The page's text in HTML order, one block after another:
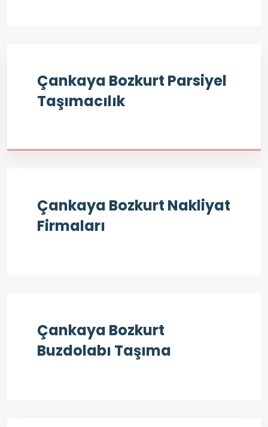
Çankaya Bozkurt Parsiyel
Taşımacılık
Çankaya Bozkurt Nakliyat
Firmaları
Çankaya Bozkurt
Buzdolabı Taşıma